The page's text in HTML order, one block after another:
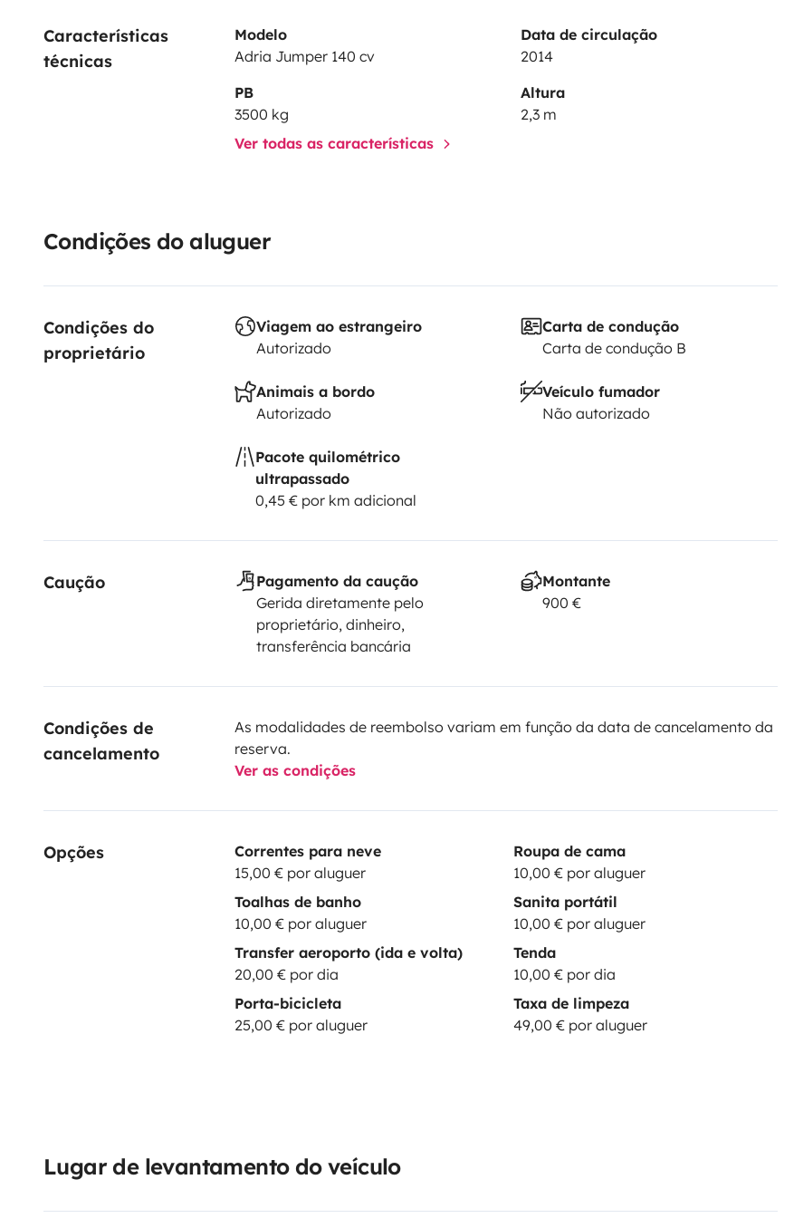
Características
técnicas
Modelo
Adria Jumper 140 cv
Data de circulação
2014
PB
3500 kg
Altura
2,3 m
Ver todas as características
Condições do aluguer
Condições do
proprietário
Viagem ao estrangeiro
Autorizado
Carta de condução
Carta de condução B
Animais a bordo
Autorizado
Veículo fumador
Não autorizado
Pacote quilométrico
ultrapassado
0,45 € por km adicional
Caução
Pagamento da caução
Gerida diretamente pelo
proprietário, dinheiro,
transferência bancária
Montante
900 €
Condições de
cancelamento
As modalidades de reembolso variam em função da data de cancelamento da
reserva.
Ver as condições
Opções
Correntes para neve
15,00 € por aluguer
Roupa de cama
10,00 € por aluguer
Toalhas de banho
10,00 € por aluguer
Sanita portátil
10,00 € por aluguer
Transfer aeroporto (ida e volta)
20,00 € por dia
Tenda
10,00 € por dia
Porta-bicicleta
25,00 € por aluguer
Taxa de limpeza
49,00 € por aluguer
Lugar de levantamento do veículo